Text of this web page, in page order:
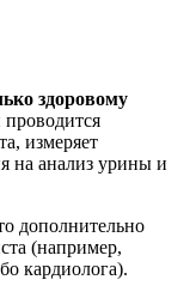
здоровому
измеряет
на анализ урины и
дополнительно
(например,
кардиолога).